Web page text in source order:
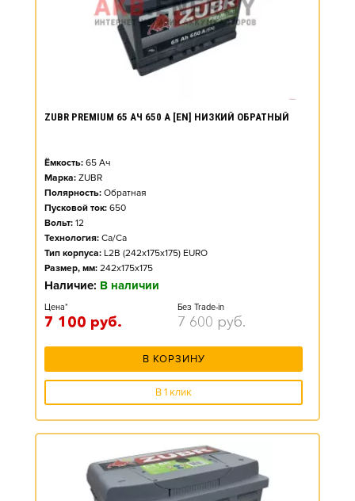
ZUBR PREMIUM 65 АЧ 650 А [EN] НИЗКИЙ ОБРАТНЫЙ
Ёмкость: 65 Ач
Марка: ZUBR
Полярность: Обратная
Пусковой ток: 650
Вольт: 12
Технология: Ca/Ca
Тип корпуса: L2B (242x175x175) EURO
Размер, мм: 242x175x175
Наличие: В наличии
Цена*
7 100 руб.
Без Trade-in
7 600 руб.
В КОРЗИНУ
В 1 клик